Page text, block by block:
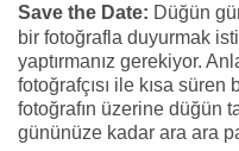
Save the Date: Düğün
bir fotoğrafla duyurmak
yaptırmanız gerekiyor.
fotoğrafçısı ile kısa
fotoğrafın üzerine düğün
gününüze kadar ara ara